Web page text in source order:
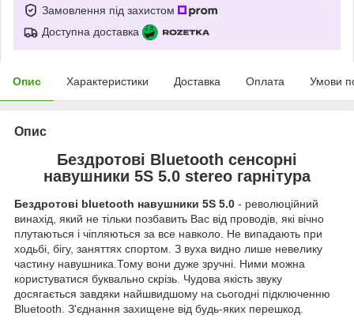
Замовлення під захистом
Доступна доставка
Опис Характеристики Доставка Оплата Умови
Опис
Бездротові Bluetooth сенсорні
навушники 5S 5.0 stereo гарнітура
Бездротові bluetooth навушники 5S 5.0 - революційний
винахід, який не тільки позбавить Вас від проводів, які вічно
плутаються і чіпляються за все навколо. Не випадають при
ходьбі, бігу, заняттях спортом. З вуха видно лише невелику
частину навушника.Тому вони дуже зручні. Ними можна
користуватися буквально скрізь. Чудова якість звуку
досягається завдяки найшвидшому на сьогодні підключенню
Bluetooth. З'єднання захищене від будь-яких перешкод.